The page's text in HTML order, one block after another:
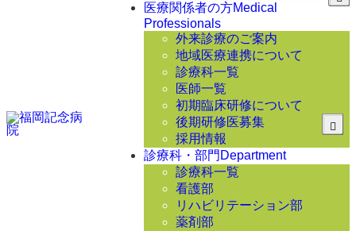
医療関係者の方Medical
Professionals
外来診療のご案内
地域医療連携について
診療科一覧
医師一覧
初期臨床研修について
後期研修医募集
採用情報
診療科・部門 Department
診療科一覧
看護部
リハビリテーション部
薬剤部